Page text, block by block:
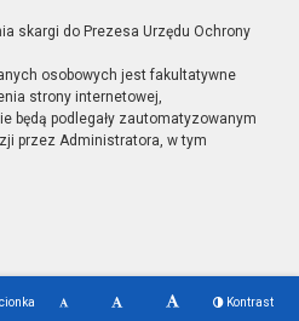
skargi do Prezesa Urzędu Ochrony
osobowych jest fakultatywne
strony internetowej,
będą podlegały zautomatyzowanym
przez Administratora, w tym
Kontrast